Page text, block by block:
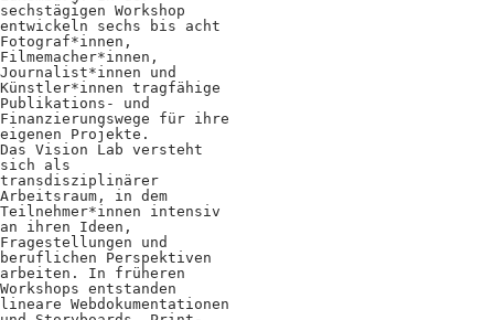
Showcases
Fakten für Politik und
Öffentlichkeit
Positionen
Verband
Fotograf*innen
Regionalgruppen
sechstägigen Workshop
entwickeln sechs bis acht
Fotograf*innen,
Filmemacher*innen,
Journalist*innen und
Künstler*innen tragfähige
Publikations- und
Finanzierungswege für ihre
eigenen Projekte.
Das Vision Lab versteht
sich als
transdisziplinärer
Arbeitsraum, in dem
Teilnehmer*innen intensiv
an ihren Ideen,
Fragestellungen und
beruflichen Perspektiven
arbeiten. In früheren
Workshops entstanden
lineare Webdokumentationen